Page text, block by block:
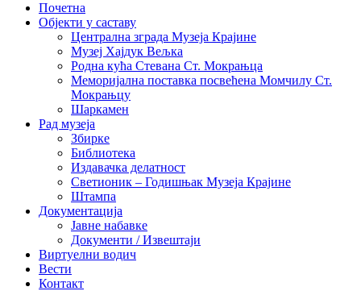
Почетна
Објекти у саставу
Централна зграда Музеја Крајине
Музеј Хајдук Вељка
Родна кућа Стевана Ст. Мокрањца
Меморијална поставка посвећена Момчилу Ст.
Мокрањцу
Шаркамен
Рад музеја
Збирке
Библиотека
Издавачка делатност
Светионик – Годишњак Музеја Крајине
Штампа
Документација
Јавне набавке
Документи / Извештаји
Виртуелни водич
Вести
Контакт